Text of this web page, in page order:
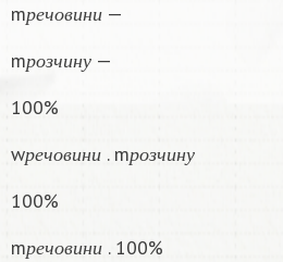
m р е ч о в и н и
—
m р о з ч и н у
—
100%
wр е ч о в и н и . m р о з ч и н у
100%
m р е ч о в и н и
. 100%